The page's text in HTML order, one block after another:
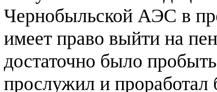
Чернобыльской АЭС в
имеет право выйти на
достаточно было
прослужил и проработал